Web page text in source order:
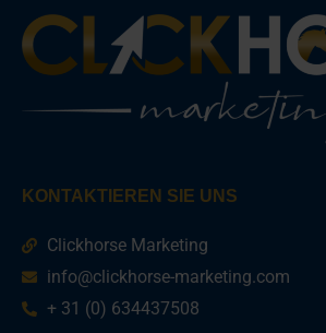
KONTAKTIEREN SIE UNS
Clickhorse Marketing
info@clickhorse-marketing.com
+ 31 (0) 634437508